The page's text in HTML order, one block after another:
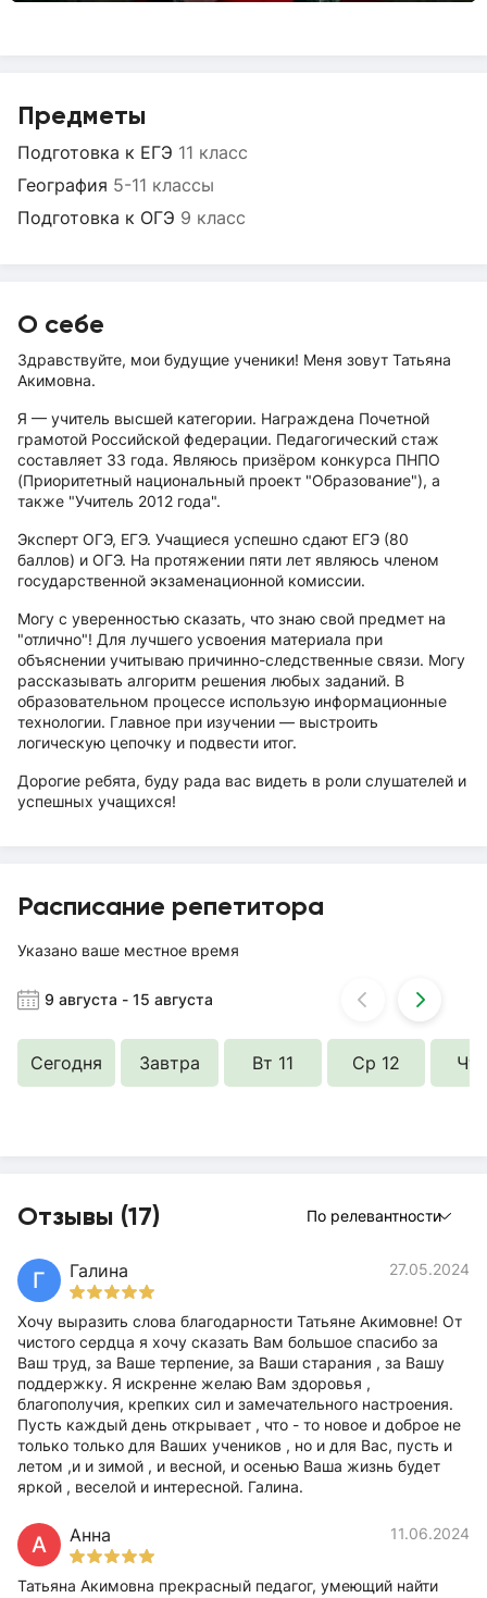
Предметы
Подготовка к ЕГЭ 11 класс
География 5-11 классы
Подготовка к ОГЭ 9 класс
О себе
Здравствуйте, мои будущие ученики! Меня зовут Татьяна
Акимовна.
Я — учитель высшей категории. Награждена Почетной
грамотой Российской федерации. Педагогический стаж
составляет 33 года. Являюсь призёром конкурса ПНПО
(Приоритетный национальный проект "Образование"), а
также "Учитель 2012 года".
Эксперт ОГЭ, ЕГЭ. Учащиеся успешно сдают ЕГЭ (80
баллов) и ОГЭ. На протяжении пяти лет являюсь членом
государственной экзаменационной комиссии.
Могу с уверенностью сказать, что знаю свой предмет на
"отлично"! Для лучшего усвоения материала при
объяснении учитываю причинно-следственные связи. Могу
рассказывать алгоритм решения любых заданий. В
образовательном процессе использую информационные
технологии. Главное при изучении — выстроить
логическую цепочку и подвести итог.
Дорогие ребята, буду рада вас видеть в роли слушателей и
успешных учащихся!
Расписание репетитора
Указано ваше местное время
9 августа - 15 августа
Сегодня Завтра Вт 11 Ср 12 Чт
Отзывы (17) По релевантности
Г Галина 27.05.2024
Хочу выразить слова благодарности Татьяне Акимовне! От
чистого сердца я хочу сказать Вам большое спасибо за
Ваш труд, за Ваше терпение, за Ваши старания , за Вашу
поддержку. Я искренне желаю Вам здоровья ,
благополучия, крепких сил и замечательного настроения.
Пусть каждый день открывает , что - то новое и доброе не
только только для Ваших учеников , но и для Вас, пусть и
летом ,и и зимой , и весной, и осенью Ваша жизнь будет
яркой , веселой и интересной. Галина.
А Анна 11.06.2024
Татьяна Акимовна прекрасный педагог, умеющий найти